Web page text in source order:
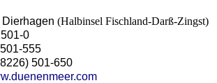
(Halbinsel Fischland-Darß-Zingst)
0
555
501-650